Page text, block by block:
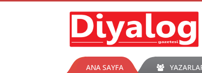
ANA SAYFA